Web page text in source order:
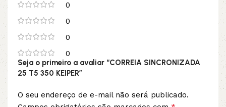
0
0
0
0
Seja o primeiro a avaliar “CORREIA SINCRONIZADA
25 T5 350 KEIPER”
O seu endereço de e-mail não será publicado.